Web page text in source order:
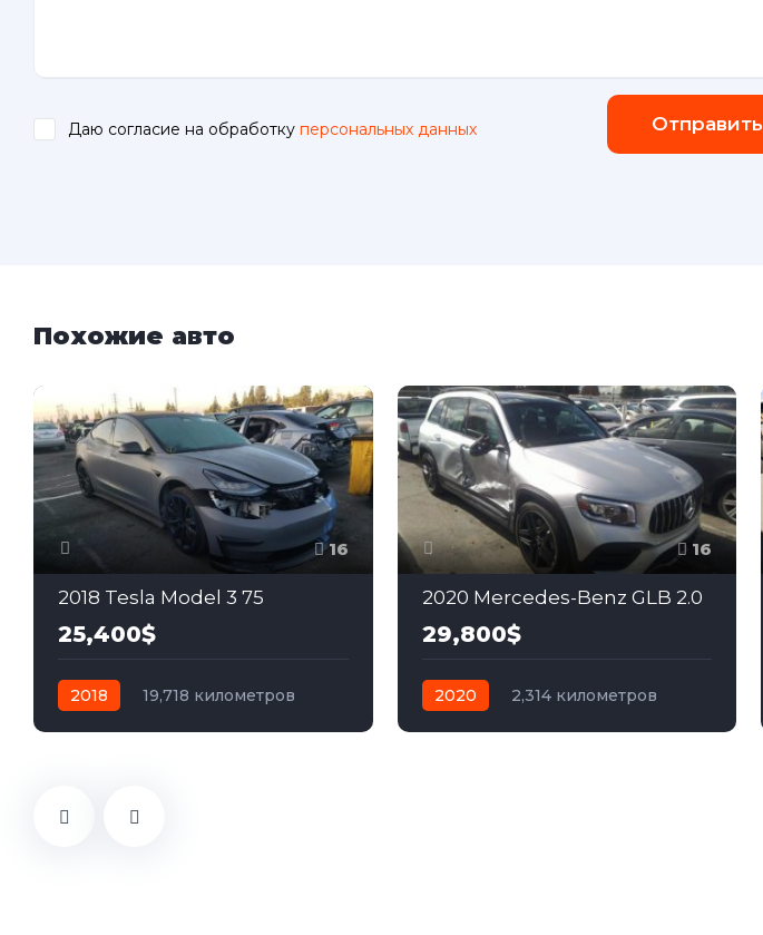
Даю согласие на обработку персональных данных Отправить
Похожие авто
16
2018 Tesla Model 3 75
25,400$
2018
19,718 километров
16
2020 Mercedes-Benz GLB 2.0
29,800$
2020
2,314 километров